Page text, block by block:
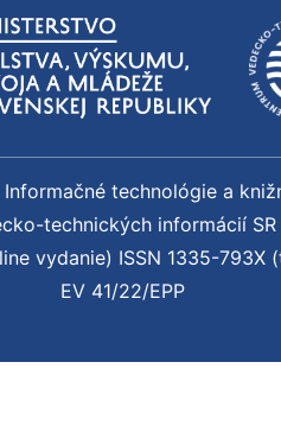
technológie a
technických informácií SR
vydanie) ISSN 1335-793X
EV 41/22/EPP